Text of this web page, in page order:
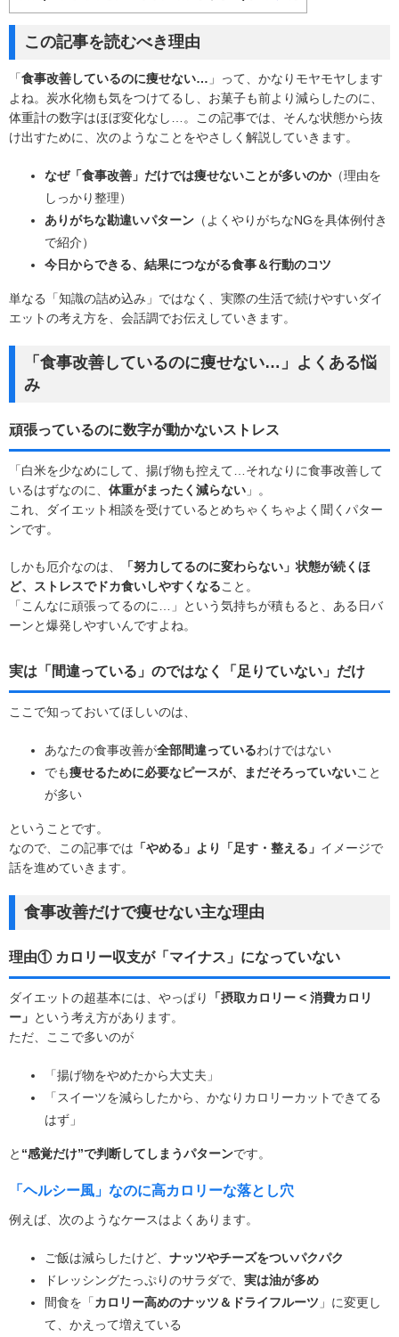
この記事を読むべき理由
「食事改善しているのに痩せない… 」って、かなりモヤモヤします
よね。炭水化物も気をつけてるし、お菓子も前より減らしたのに、
体重計の数字はほぼ変化なし…。この記事では、そんな状態から抜
け出すために、次のようなことをやさしく解説していきます。
なぜ「食事改善」だけでは痩せないことが多いのか（理由を
しっかり整理）
ありがちな勘違いパターン （よくやりがちなNGを具体例付き
で紹介）
今日からできる、結果につながる食事＆行動のコツ
単なる「知識の詰め込み」ではなく、 実際の生活で続けやすいダイ
エットの考え方を、会話調でお伝えしていきます。
「食事改善しているのに痩せない…」よくある悩
み
頑張っているのに数字が動かないストレス
「白米を少なめにして、揚げ物も控えて…それなりに食事改善して
いるはずなのに、 体重がまったく減らない 」。
これ、ダイエット相談を受けているとめちゃくちゃよく聞くパター
ンです。
しかも厄介なのは、
「努力してるのに変わらない」状態が続くほ
ど、ストレスでドカ食いしやすくなること。
「こんなに頑張ってるのに…」という気持ちが積もると、ある日バ
ーンと爆発しやすいんですよね。
実は「間違っている」のではなく「足りていない」だけ
ここで知っておいてほしいのは、
あなたの食事改善が全部間違っているわけではない
でも痩せるために必要なピースが、まだそろっていないこと
が多い
ということです。
なので、この記事では 「やめる」より「足す・整える」 イメージで
話を進めていきます。
食事改善だけで痩せない主な理由
理由① カロリー収支が「マイナス」になっていない
ダイエットの超基本には、やっぱり
「摂取カロリー < 消費カロリ
ー」 という考え方があります。
ただ、ここで多いのが
「揚げ物をやめたから大丈夫」
「スイーツを減らしたから、かなりカロリーカットできてる
はず」
と “感覚だけ”で判断してしまうパターンです。
「ヘルシー風」なのに高カロリーな落とし穴
例えば、次のようなケースはよくあります。
ご飯は減らしたけど、 ナッツやチーズをついパクパク
ドレッシングたっぷりのサラダで、 実は油が多め
間食を「カロリー高めのナッツ＆ドライフルーツ 」に変更し
て、かえって増えている